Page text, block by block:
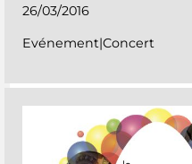
26/03/2016
Evénement|Concert